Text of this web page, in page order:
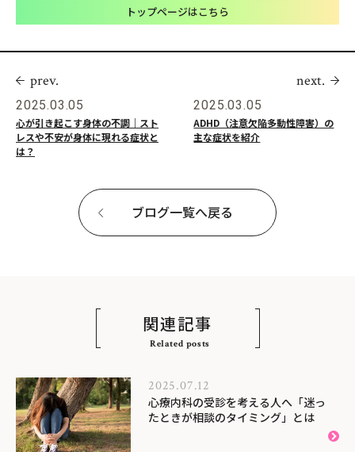
トップページはこちら
prev.
2025.03.05
心が引き起こす身体の不調｜スト
レスや不安が身体に現れる症状と
は？
next.
2025.03.05
ADHD（注意欠陥多動性障害）の
主な症状を紹介
ブログ一覧へ戻る
関連記事
Related posts
2025.07.12
心療内科の受診を考える人へ「迷っ
たときが相談のタイミング」とは